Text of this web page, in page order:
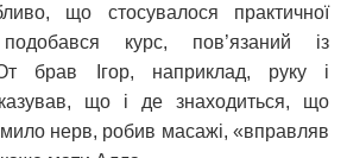
що стосувалося практичної
курс, пов’язаний із
От брав Ігор, наприклад, руку і
що і де знаходиться, що
нерв, робив масажі, «вправляв